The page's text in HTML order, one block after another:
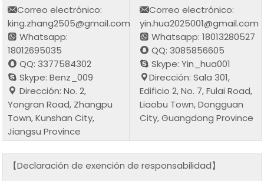
Correo electrónico:
king.zhang2505@gmail.com
Whatsapp:
18012695035
QQ: 3377584302
Skype: Benz_009
Dirección: No. 2,
Yongran Road, Zhangpu
Town, Kunshan City,
Jiangsu Province
Correo electrónico:
yin.hua2025001@gmail.com
Whatsapp: 18013280527
QQ: 3085856605
Skype: Yin_hua001
Dirección: Sala 301,
Edificio 2, No. 7, Fulai Road,
Liaobu Town, Dongguan
City, Guangdong Province
【Declaración de exención de responsabilidad】